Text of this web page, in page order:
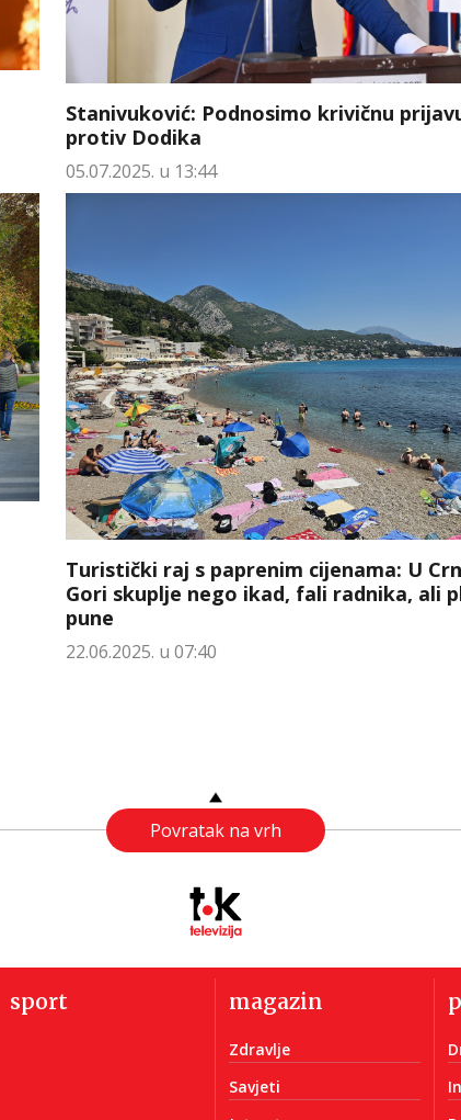
Stanivuković: Podnosimo krivičnu
protiv Dodika
05.07.2025. u 13:44
Turistički raj s paprenim cijenama: U
Gori skuplje nego ikad, fali radnika, ali
pune
22.06.2025. u 07:40
Povratak na vrh
sport magazin
Zdravlje
Savjeti